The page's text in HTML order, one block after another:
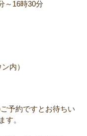
～ 16時30分
内）
予約ですとお待ちい
す。